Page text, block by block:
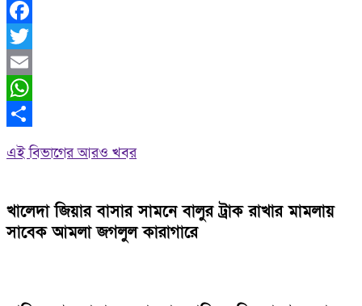
Facebook
Twitter
Email
WhatsApp
এই বিভাগের আরও খবর
খালেদা জিয়ার বাসার সামনে বালুর ট্রাক রাখার মামলায়
সাবেক আমলা জগলুল কারাগারে